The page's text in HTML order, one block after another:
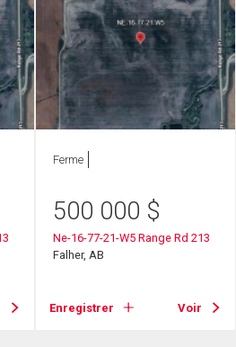
Ferme
500 000 $
Ne-16-77-21-W5 Range Rd 213
Falher, AB
Enregistrer Voir